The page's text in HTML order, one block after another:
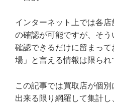
インターネット上では各
の確認が可能ですが、そ
確認できるだけに留まっ
場」と言える情報は限られ
この記事では買取店が個
出来る限り網羅して集計